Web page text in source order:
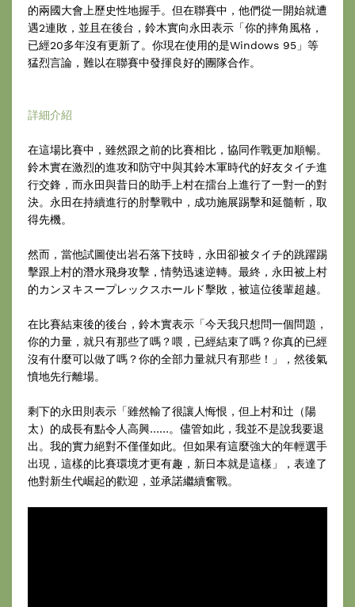
的兩國大會上歷史性地握手。但在聯賽中，他們從一開始就遭
遇2連敗，並且在後台，鈴木實向永田表示「你的摔角風格，
已經20多年沒有更新了。你現在使用的是Windows 95」等
猛烈言論，難以在聯賽中發揮良好的團隊合作。
詳細介紹
在這場比賽中，雖然跟之前的比賽相比，協同作戰更加順暢。
鈴木實在激烈的進攻和防守中與其鈴木軍時代的好友タイチ進
行交鋒，而永田與昔日的助手上村在擂台上進行了一對一的對
決。永田在持續進行的肘擊戰中，成功施展踢擊和延髓斬，取
得先機。
然而，當他試圖使出岩石落下技時，永田卻被タイチ的跳躍踢
擊跟上村的潛水飛身攻擊，情勢迅速逆轉。最終，永田被上村
的カンヌキスープレックスホールド擊敗，被這位後輩超越。
在比賽結束後的後台，鈴木實表示「今天我只想問一個問題，
你的力量，就只有那些了嗎？喂，已經結束了嗎？你真的已經
沒有什麼可以做了嗎？你的全部力量就只有那些！」，然後氣
憤地先行離場。
剩下的永田則表示「雖然輸了很讓人悔恨，但上村和辻（陽
太）的成長有點令人高興……。儘管如此，我並不是說我要退
出。我的實力絕對不僅僅如此。但如果有這麼強大的年輕選手
出現，這樣的比賽環境才更有趣，新日本就是這樣」，表達了
他對新生代崛起的歡迎，並承諾繼續奮戰。